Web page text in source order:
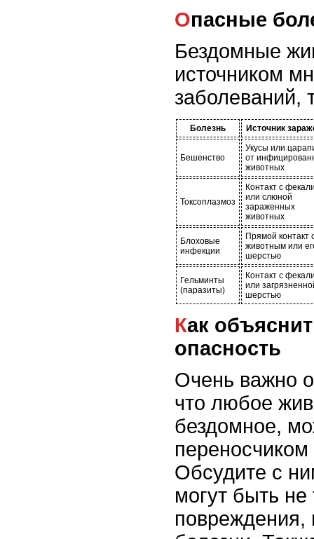
Опасные
Бездомные
источником
заболеваний,
Болезнь Источник
Бешенство
Укусы или
от
животных
Токсоплазмоз
Контакт с
или слюной
зараженных
животных
Блоховые
инфекции
Прямой контакт
животным или
шерстью
Гельминты
(паразиты)
Контакт с
или
шерстью
Как объяснить ребенку
опасность
Очень важно
что любое
бездомное,
Обсудите с
могут быть
повреждения,